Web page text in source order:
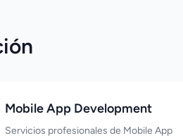
Mobile App Development
Servicios profesionales de Mobile App